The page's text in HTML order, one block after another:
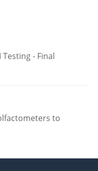
- Final
to